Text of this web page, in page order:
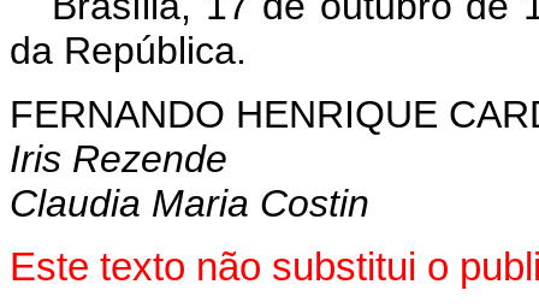
da República.
FERNANDO HENRIQUE
Iris Rezende
Claudia Maria Costin
Este texto não substitui o